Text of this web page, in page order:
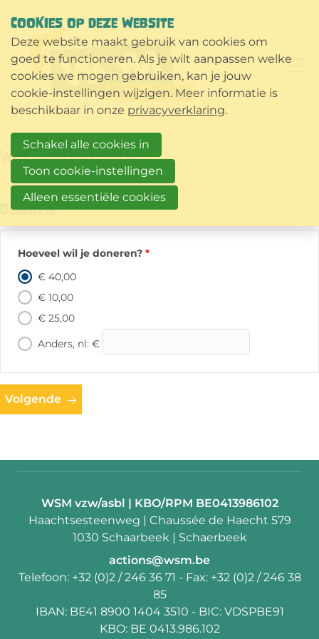
We Care - gift 2024
Donatie
Hoeveel wil je doneren? *
€ 40,00
€ 10,00
€ 25,00
Anders, nl: €
Volgende
Contactpersoon:
WSM vzw/asbl | KBO/RPM BE0413986102
Adres:
Haachtsesteenweg | Chaussée de Haecht 579
1030 Schaarbeek | Schaerbeek
E-
mail:
actions@wsm.be
Telefoon: +32 (0)2 / 246 36 71 - Fax: +32 (0)2 / 246 38
85
IBAN: BE41 8900 1404 3510 - BIC: VDSPBE91
KBO: BE 0413.986.102
COOKIES OP DEZE WEBSITE
Deze website maakt gebruik van cookies om
goed te functioneren. Als je wilt aanpassen welke
cookies we mogen gebruiken, kan je jouw
cookie-instellingen wijzigen. Meer informatie is
beschikbaar in onze privacyverklaring.
Schakel alle cookies in
Toon cookie-instellingen
Alleen essentiële cookies